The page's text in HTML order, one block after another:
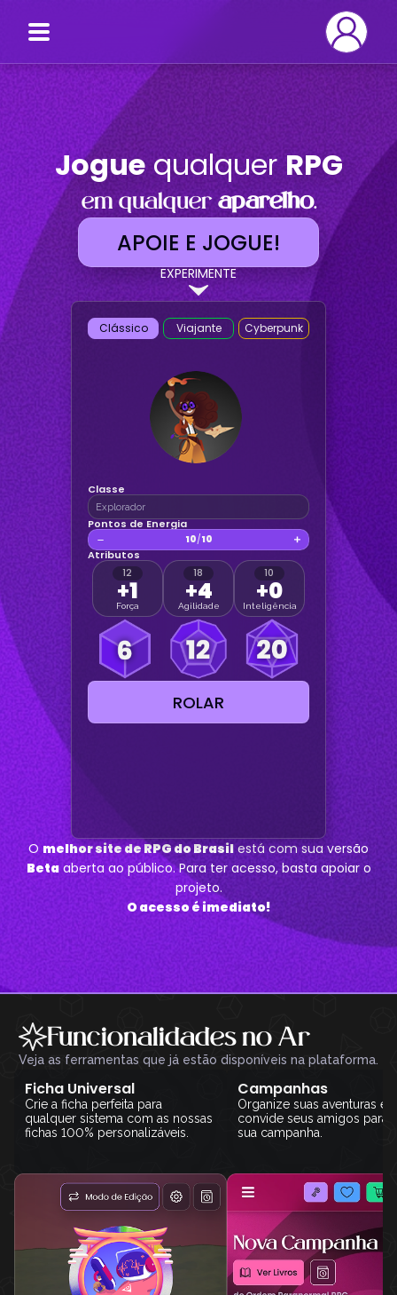
Joguequalquer RPG
em qualqueraparelho.
APOIE E JOGUE!
EXPERIMENTE
Clássico Viajante Cyberpunk
Classe
Pontos de Energia
/
Atributos
+1
Força
+4
Agilidade
+0
Inteligência
ROLAR
O melhor site de RPG do Brasilestá com sua versão
Betaaberta ao público. Para ter acesso, basta apoiar o
projeto.
O acesso é imediato!
Funcionalidades no Ar
Veja as ferramentas que já estão disponíveis na plataforma.
Ficha Universal
Crie a ficha perfeita para
qualquer sistema com as nossas
fichas 100% personalizáveis.
Campanhas
Organize suas aventuras e
convide seus amigos para
sua campanha.